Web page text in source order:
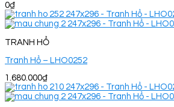
0₫
TRANH HỔ
Tranh Hổ – LHO0252
1.680.000₫